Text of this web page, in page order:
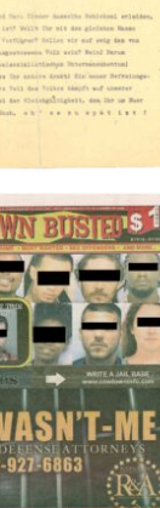
– 8/15/16–
9/1/16